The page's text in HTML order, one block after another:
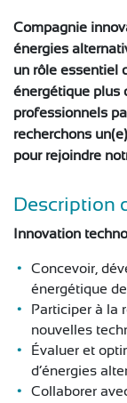
Compagnie
énergies
un rôle essentiel
énergétique plus
professionnels
recherchons
pour rejoindre
Description
Innovation
Concevoir,
énergétique
Participer à la
nouvelles
Évaluer et
d’énergies
Collaborer